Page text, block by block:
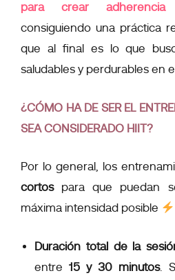
para crear adherencia
consiguiendo una práctica
que al final es lo que
saludables y perdurables en
¿CÓMO HA DE SER EL
SEA CONSIDERADO HIIT?
Por lo general, los
cortospara que puedan
máxima intensidad posible
Duración total de la
entre 15 y 30 minutos.